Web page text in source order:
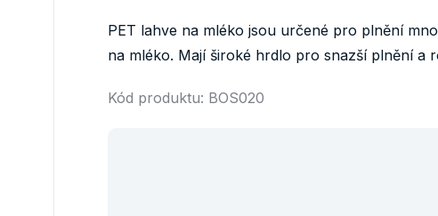
PET lahve na mléko jsou určené pro plnění
na mléko. Mají široké hrdlo pro snazší plnění a
Kód produktu: BOS020